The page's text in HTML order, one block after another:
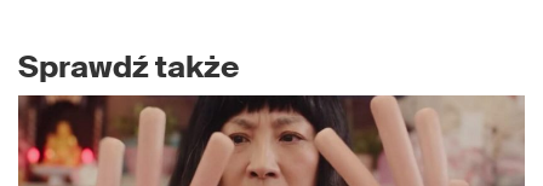
Sprawdź także